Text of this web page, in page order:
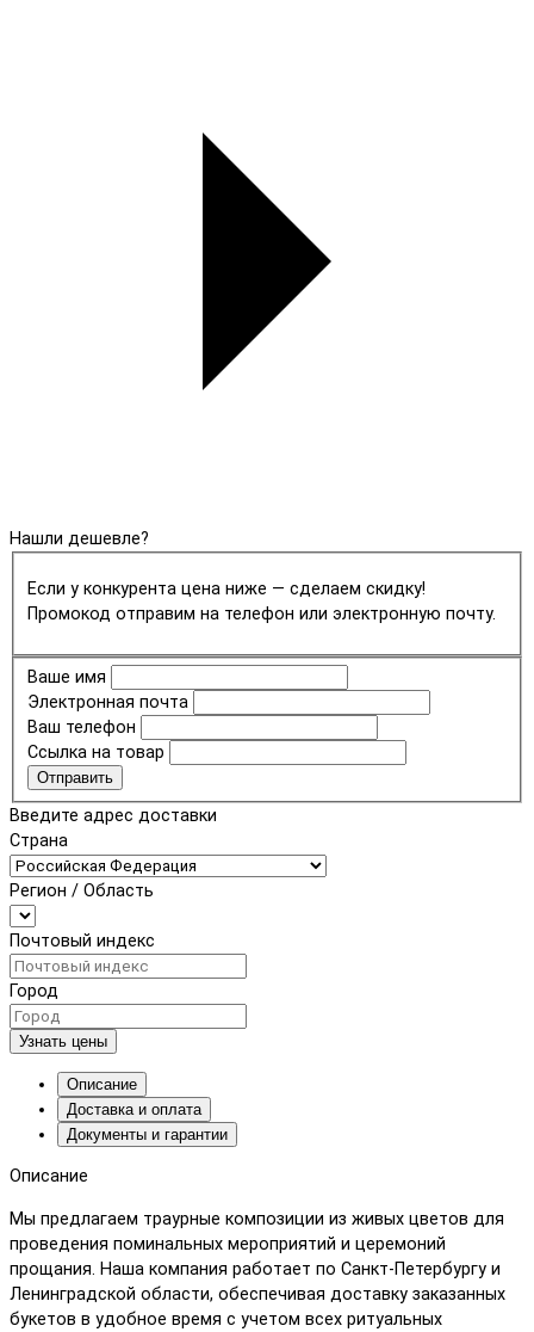
Нашли дешевле?
Если у конкурента цена ниже — сделаем скидку!
Промокод отправим на телефон или электронную почту.
Ваше имя
Электронная почта
Ваш телефон
Ссылка на товар
Отправить
Введите адрес доставки
Страна
Регион / Область
Почтовый индекс
Город
Узнать цены
Описание
Доставка и оплата
Документы и гарантии
Описание
Мы предлагаем траурные композиции из живых цветов для
проведения поминальных мероприятий и церемоний
прощания. Наша компания работает по Санкт-Петербургу и
Ленинградской области, обеспечивая доставку заказанных
букетов в удобное время с учетом всех ритуальных